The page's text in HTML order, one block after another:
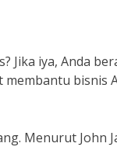
Jika iya, Anda
bisnis
Menurut John